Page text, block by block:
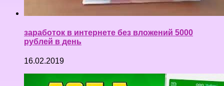
заработок в интернете без вложений 5000
рублей в день
16.02.2019